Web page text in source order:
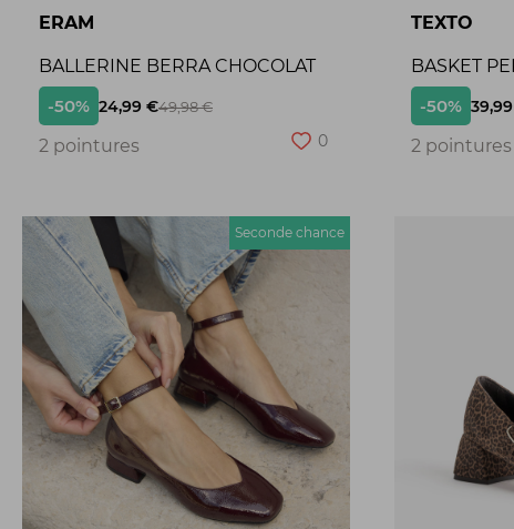
ERAM
BALLERINE BERRA CHOCOLAT
-50% 24,99 €49,98 €
2 pointures 0
TEXTO
BASKET
-50%
2 pointures
Seconde chance